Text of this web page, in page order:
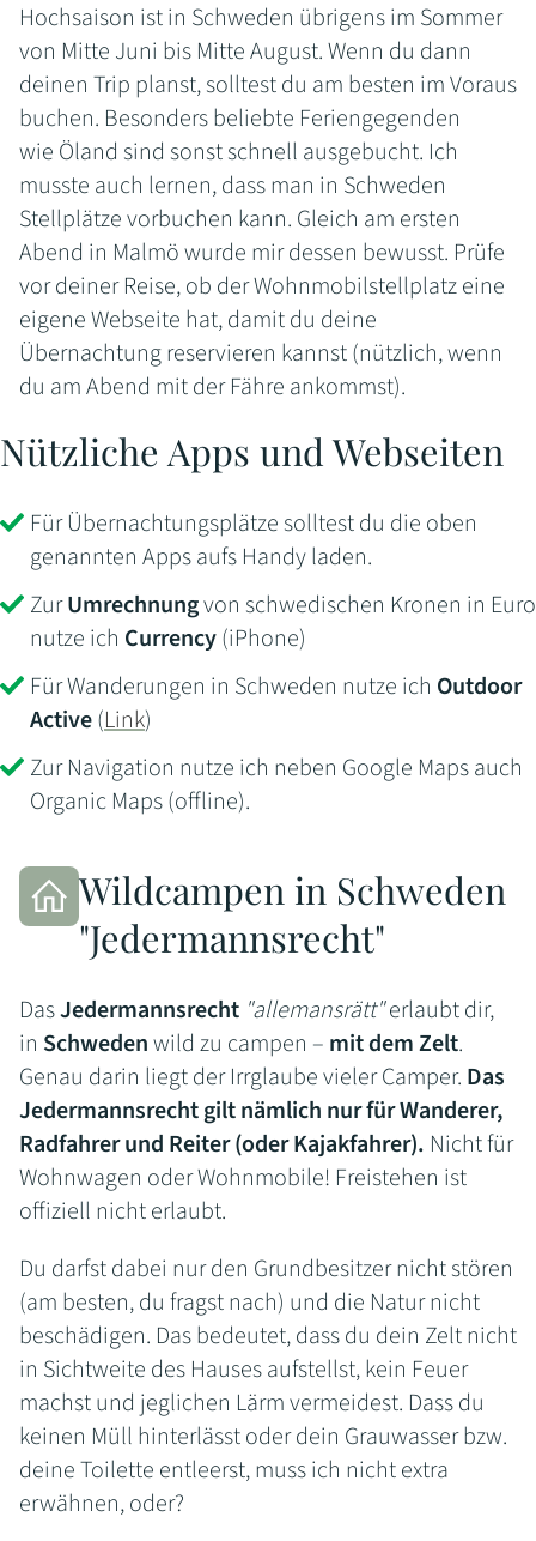
Hochsaison ist in Schweden übrigens im Sommer
von Mitte Juni bis Mitte August. Wenn du dann
deinen Trip planst, solltest du am besten im Voraus
buchen. Besonders beliebte Feriengegenden
wie Öland sind sonst schnell ausgebucht. Ich
musste auch lernen, dass man in Schweden
Stellplätze vorbuchen kann. Gleich am ersten
Abend in Malmö wurde mir dessen bewusst. Prüfe
vor deiner Reise, ob der Wohnmobilstellplatz eine
eigene Webseite hat, damit du deine
Übernachtung reservieren kannst (nützlich, wenn
du am Abend mit der Fähre ankommst).
Nützliche Apps und Webseiten
Für Übernachtungsplätze solltest du die oben
genannten Apps aufs Handy laden.
ZurUmrechnungvon schwedischen Kronen in Euro
nutze ich Currency(iPhone)
Für Wanderungen in Schweden nutze ich Outdoor
Active(Link)
Zur Navigation nutze ich neben Google Maps auch
Organic Maps (offline).
Wildcampen in Schweden
"Jedermannsrecht"
DasJedermannsrecht "allemansrätt"erlaubt dir,
in Schwedenwild zu campen – mit dem Zelt.
Genau darin liegt der Irrglaube vieler Camper. Das
Jedermannsrecht gilt nämlich nur für Wanderer,
Radfahrer und Reiter (oder Kajakfahrer). Nicht für
Wohnwagen oder Wohnmobile! Freistehen ist
offiziell nicht erlaubt.
Du darfst dabei nur den Grundbesitzer nicht stören
(am besten, du fragst nach) und die Natur nicht
beschädigen. Das bedeutet, dass du dein Zelt nicht
in Sichtweite des Hauses aufstellst, kein Feuer
machst und jeglichen Lärm vermeidest. Dass du
keinen Müll hinterlässt oder dein Grauwasser bzw.
deine Toilette entleerst, muss ich nicht extra
erwähnen, oder?